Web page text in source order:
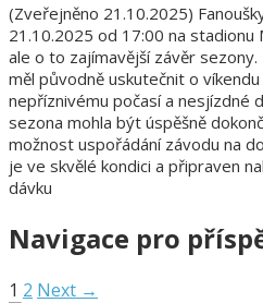
(Zveřejněno 21.10.2025)
21.10.2025 od 17:00 na stadionu
ale o to zajímavější závěr
měl původně uskutečnit o
nepříznivému počasí a nesjízdné
sezona mohla být úspěšně
možnost uspořádání závodu na
je ve skvělé kondici a připraven
dávku
Navigace pro
1 2 Next →